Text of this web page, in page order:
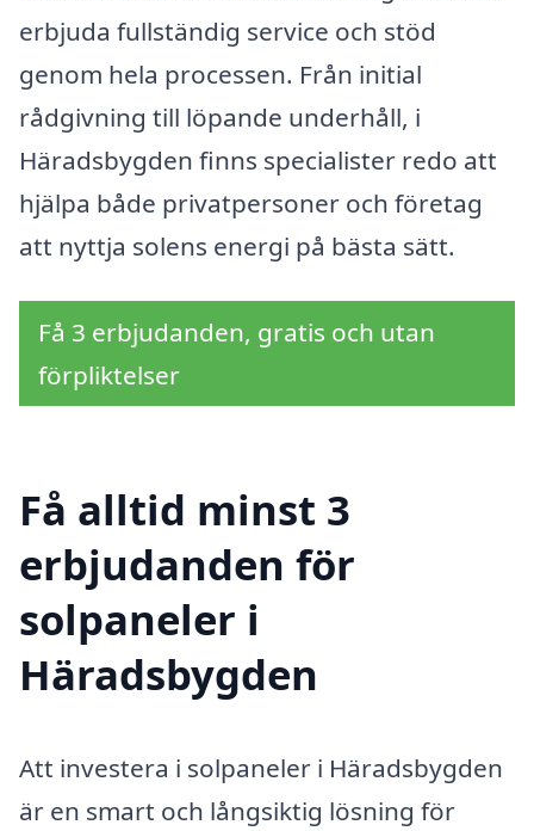
erbjuda fullständig service och stöd
genom hela processen. Från initial
rådgivning till löpande underhåll, i
Häradsbygden finns specialister redo att
hjälpa både privatpersoner och företag
att nyttja solens energi på bästa sätt.
Få 3 erbjudanden, gratis och utan
förpliktelser
Få alltid minst 3
erbjudanden för
solpaneler i
Häradsbygden
Att investera i solpaneler i Häradsbygden
är en smart och långsiktig lösning för